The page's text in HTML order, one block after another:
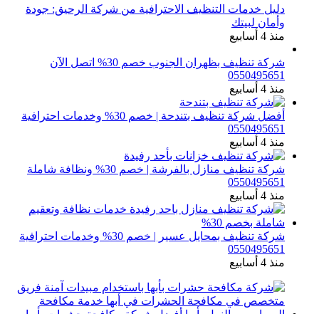
دليل خدمات التنظيف الاحترافية من شركة الرحيق: جودة
وأمان لبيتك
منذ 4 أسابيع
شركة تنظيف بظهران الجنوب خصم 30% اتصل الآن
0550495651
منذ 4 أسابيع
أفضل شركة تنظيف بتندحة | خصم 30% وخدمات احترافية
0550495651
منذ 4 أسابيع
شركة تنظيف منازل بالفرشة | خصم 30% ونظافة شاملة
0550495651
منذ 4 أسابيع
شركة تنظيف بمحايل عسير | خصم 30% وخدمات احترافية
0550495651
منذ 4 أسابيع